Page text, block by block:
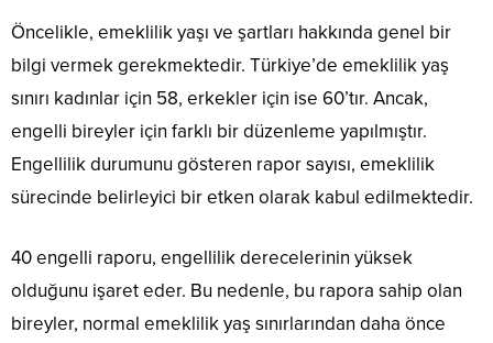
Öncelikle, emeklilik yaşı ve şartları hakkında genel bir
bilgi vermek gerekmektedir. Türkiye’de emeklilik yaş
sınırı kadınlar için 58, erkekler için ise 60’tır. Ancak,
engelli bireyler için farklı bir düzenleme yapılmıştır.
Engellilik durumunu gösteren rapor sayısı, emeklilik
sürecinde belirleyici bir etken olarak kabul edilmektedir.
40 engelli raporu, engellilik derecelerinin yüksek
olduğunu işaret eder. Bu nedenle, bu rapora sahip olan
bireyler, normal emeklilik yaş sınırlarından daha önce